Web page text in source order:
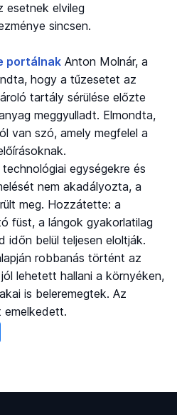
esetnek elvileg
sincsen.
portálnak Anton Molnár, a
hogy a tűzesetet az
tartály sérülése előzte
meggyulladt. Elmondta,
van szó, amely megfelel a
egységekre és
nem akadályozta, a
meg. Hozzátette: a
füst, a lángok gyakorlatilag
időn belül teljesen eloltják.
robbanás történt az
lehetett hallani a környéken,
is beleremegtek. Az
emelkedett.